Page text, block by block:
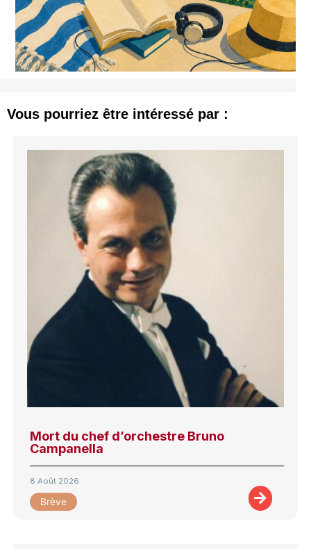
Vous pourriez être intéressé par :
Mort du chef d’orchestre Bruno
Campanella
8 Août 2026
Brève